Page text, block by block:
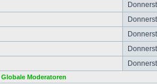
Globale Moderatoren